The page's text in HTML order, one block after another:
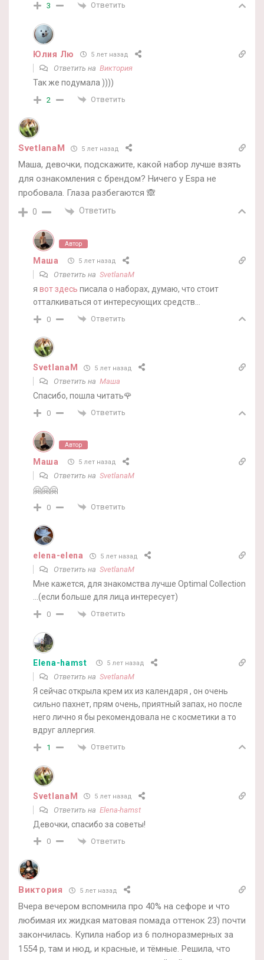
3 Ответить
Юлия Лю 5 лет назад
Ответить на Виктория
Так же подумала ))))
2 Ответить
SvetlanaM 5 лет назад
Маша, девочки, подскажите, какой набор лучше взять
для ознакомления с брендом? Ничего у Espa не
пробовала. Глаза разбегаются 🙈
0 Ответить
Автор
Маша 5 лет назад
Ответить на SvetlanaM
я вот здесь писала о наборах, думаю, что стоит
отталкиваться от интересующих средств…
0 Ответить
SvetlanaM 5 лет назад
Ответить на Маша
Спасибо, пошла читать🌹
0 Ответить
Автор
Маша 5 лет назад
Ответить на SvetlanaM
🤗🤗🤗
0 Ответить
elena-elena 5 лет назад
Ответить на SvetlanaM
Мне кажется, для знакомства лучше Optimal Colleсtion
…(если больше для лица интересует)
0 Ответить
Elena-hamst 5 лет назад
Ответить на SvetlanaM
Я сейчас открыла крем их из календаря , он очень
сильно пахнет, прям очень, приятный запах, но после
него лично я бы рекомендовала не с косметики а то
вдруг аллергия.
1 Ответить
SvetlanaM 5 лет назад
Ответить на Elena-hamst
Девочки, спасибо за советы!
0 Ответить
Виктория 5 лет назад
Вчера вечером вспомнила про 40% на сефоре и что
любимая их жидкая матовая помада оттенок 23) почти
закончилась. Купила набор из 6 полноразмерных за
1554 р, там и нюд, и красные, и тёмные. Решила, что